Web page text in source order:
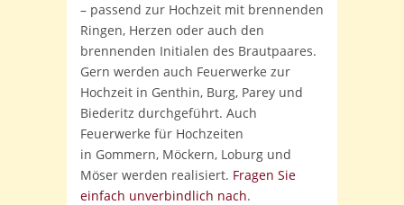
– passend zur Hochzeit mit brennenden
Ringen, Herzen oder auch den
brennenden Initialen des Brautpaares.
Gern werden auch Feuerwerke zur
Hochzeit in Genthin, Burg, Parey und
Biederitz durchgeführt. Auch
Feuerwerke für Hochzeiten
in Gommern, Möckern, Loburg und
Möser werden realisiert. Fragen Sie
einfach unverbindlich nach.